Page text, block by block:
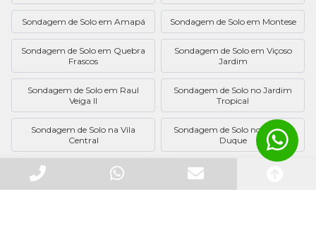
Sondagem de Solo em Amapá Sondagem de Solo em Montese
Sondagem de Solo em Quebra
Frascos
Sondagem de Solo em Viçoso
Jardim
Sondagem de Solo em Raul
Veiga II
Sondagem de Solo no Jardim
Tropical
Sondagem de Solo na Vila
Central
Sondagem de Solo no Parque
Duque